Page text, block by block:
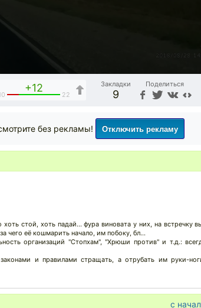
+12
22
Закладки
9
Поделиться
без рекламы! Отключить рекламу
стой, хоть падай... фура виновата у них, на встречку
чего её кошмарить начало, им побоку, бл...
организаций "Стопхам", "Хрюши против" и т.д.:
и правилами стращать, а отрубать им руки-
с